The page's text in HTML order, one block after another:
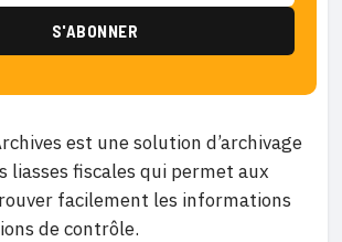
est une solution d’archivage
liasses fiscales qui permet aux
facilement les informations
de contrôle.